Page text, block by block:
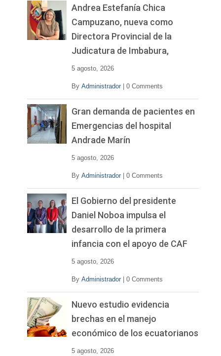
Andrea Estefanía Chica
Campuzano, nueva como
Directora Provincial de la
Judicatura de Imbabura,
5 agosto, 2026
By Administrador 0 Comments
Gran demanda de pacientes en
Emergencias del hospital
Andrade Marín
5 agosto, 2026
By Administrador 0 Comments
El Gobierno del presidente
Daniel Noboa impulsa el
desarrollo de la primera
infancia con el apoyo de CAF
5 agosto, 2026
By Administrador 0 Comments
Nuevo estudio evidencia
brechas en el manejo
económico de los ecuatorianos
5 agosto, 2026